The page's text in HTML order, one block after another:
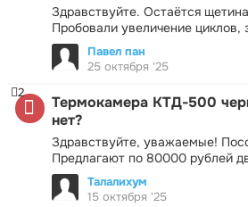
Здравствуйте. Остаётся
Пробовали увеличение циклов,
Павел пан
25 октября '25
Термокамера КТД-500
нет?
Здравствуйте, уважаемые!
Предлагают по 80000 рублей
2
Талалихум
15 октября '25